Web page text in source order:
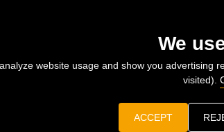
What is B/
will participate in several events of the Behobia - San
We
website usage and show you
visited).
ACCEPT